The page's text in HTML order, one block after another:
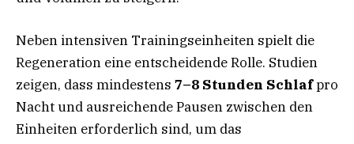
Neben intensiven Trainingseinheiten spielt die
Regeneration eine entscheidende Rolle. Studien
zeigen, dass mindestens 7–8 Stunden Schlafpro
Nacht und ausreichende Pausen zwischen den
Einheiten erforderlich sind, um das